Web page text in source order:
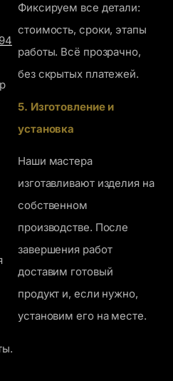
Фиксируем все детали:
стоимость, сроки, этапы
работы. Всё прозрачно,
без скрытых платежей.
5. Изготовление и
установка
Наши мастера
изготавливают изделия на
собственном
производстве. После
завершения работ
доставим готовый
продукт и, если нужно,
установим его на месте.